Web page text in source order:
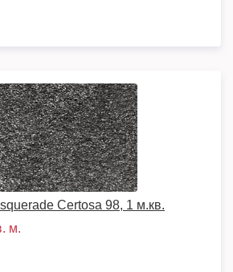
Certosa 98, 1 м.кв.
м.